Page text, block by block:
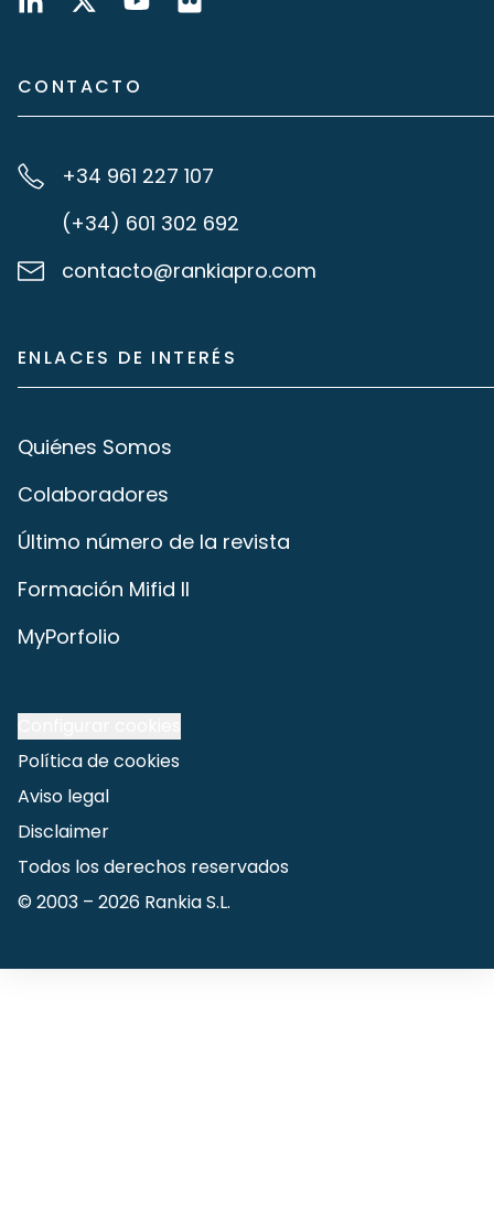
CONTACTO
+34 961 227 107
(+34) 601 302 692
contacto@rankiapro.com
ENLACES DE INTERÉS
Quiénes Somos
Colaboradores
Último número de la revista
Formación Mifid II
MyPorfolio
Política de cookies
Aviso legal
Disclaimer
Todos los derechos reservados
© 2003 – 2026 Rankia S.L.